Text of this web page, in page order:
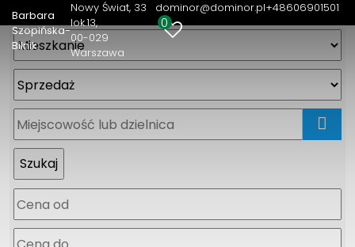
Barbara
Szopińska-
Bilnik
Nowy Świat, 33
lok.13
00-029
Warszawa
dominor@dominor.pl+48606901501
0